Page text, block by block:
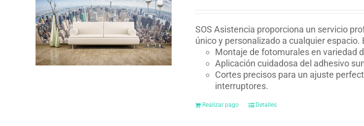
SOS Asistencia proporciona un servicio
único y personalizado a cualquier espacio.
Montaje de fotomurales en variedad
Aplicación cuidadosa del adhesivo
Cortes precisos para un ajuste
interruptores.
Realizar pago Detalles